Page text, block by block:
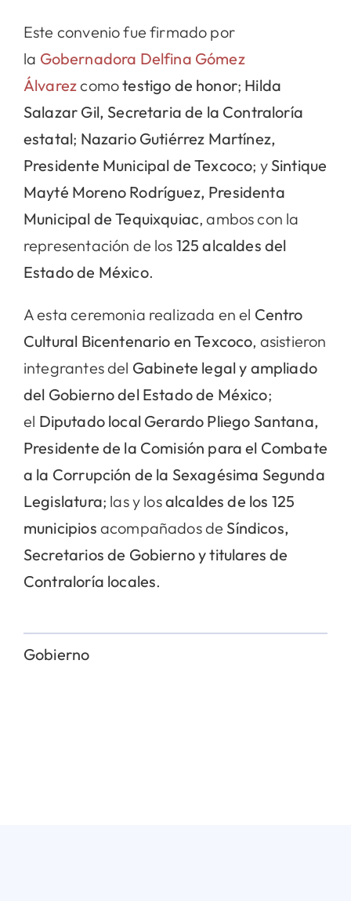
Este convenio fue firmado por
la Gobernadora Delfina Gómez
Álvarezcomotestigo de honor; Hilda
Salazar Gil, Secretaria de la Contraloría
estatal; Nazario Gutiérrez Martínez,
Presidente Municipal de Texcoco; y Sintique
Mayté Moreno Rodríguez, Presidenta
Municipal de Tequixquiac, ambos con la
representación de los 125 alcaldes del
Estado de México.
A esta ceremonia realizada en el Centro
Cultural Bicentenario en Texcoco, asistieron
integrantes del Gabinete legal y ampliado
del Gobierno del Estado de México;
el Diputado local Gerardo Pliego Santana,
Presidente de la Comisión para el Combate
a la Corrupción de la Sexagésima Segunda
Legislatura; las y losalcaldes de los 125
municipios acompañados de Síndicos,
Secretarios de Gobierno y titulares de
Contraloría locales.
Gobierno